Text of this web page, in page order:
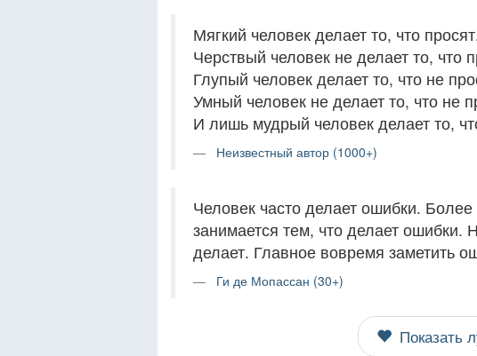
Мягкий человек делает то, что
Черствый человек не делает то, что
Глупый человек делает то, что не
Умный человек не делает то, что не
И лишь мудрый человек делает то,
Неизвестный автор (1000+)
Человек часто делает ошибки.
занимается тем, что делает ошибки.
делает. Главное вовремя заметить
Ги де Мопассан (30+)
Показать